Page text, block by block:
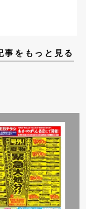
事をもっと見る